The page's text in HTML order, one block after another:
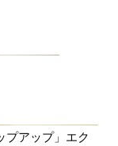
プアップ」エク